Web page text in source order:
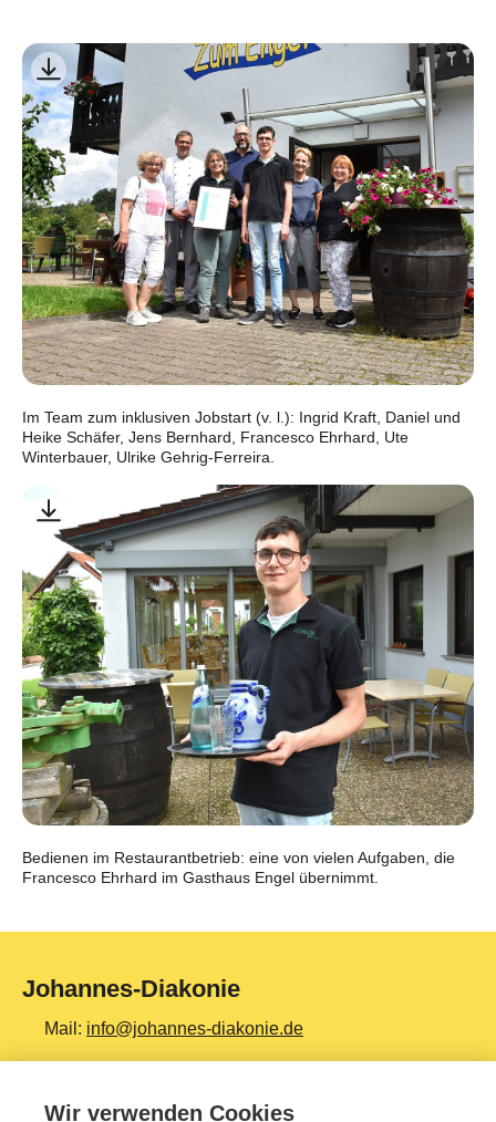
Im Team zum inklusiven Jobstart (v. l.): Ingrid Kraft, Daniel und
Heike Schäfer, Jens Bernhard, Francesco Ehrhard, Ute
Winterbauer, Ulrike Gehrig-Ferreira.
Bedienen im Restaurantbetrieb: eine von vielen Aufgaben, die
Francesco Ehrhard im Gasthaus Engel übernimmt.
Johannes-Diakonie
Mail: info@johannes-diakonie.de
Tel:06261 - 88-0
Wir verwenden Cookies